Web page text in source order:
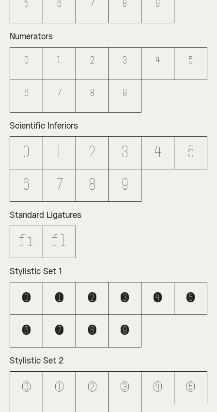
5 6 7 8 9
Numerators
0 1 2 3 4 5
6 7 8 9
Scientific Inferiors
0 2 3 4 5
6 7 8 9
Standard Ligatures
fi fl
Stylistic Set 1
0 1 2 3 4 5
6 7 8 9
Stylistic Set 2
0 1 2 3 4 5